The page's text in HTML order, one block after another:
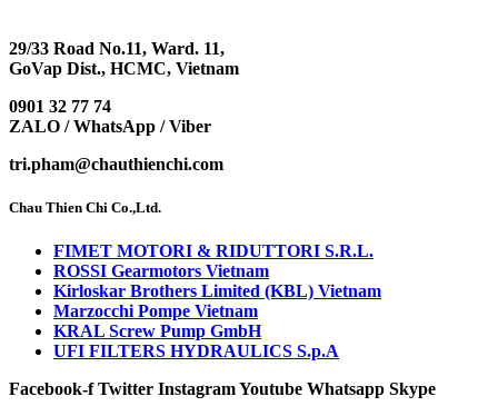
29/33 Road No.11, Ward. 11,
GoVap Dist., HCMC, Vietnam
0901 32 77 74
ZALO / WhatsApp / Viber
tri.pham@chauthienchi.com
Chau Thien Chi Co.,Ltd.
FIMET MOTORI & RIDUTTORI S.R.L.
ROSSI Gearmotors Vietnam
Kirloskar Brothers Limited (KBL) Vietnam
Marzocchi Pompe Vietnam
KRAL Screw Pump GmbH
UFI FILTERS HYDRAULICS S.p.A
Facebook-f Twitter InstagramYoutube Whatsapp Skype